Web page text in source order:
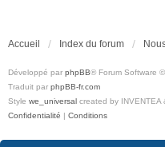
Accueil Index du forum
Développé par phpBB® Forum Software
Traduit par phpBB-fr.com
Style we_universal created by INVENTEA
Confidentialité | Conditions